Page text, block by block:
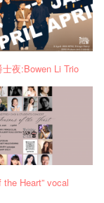
夜:Bowen Li Trio
the Heart” vocal